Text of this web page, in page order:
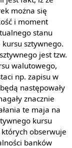
można się
i moment
stanu
sztywnego.
jest tzw.
walutowego,
np. zapisu w
następowały
znacznie
te maja na
kursu
obserwuje
banków